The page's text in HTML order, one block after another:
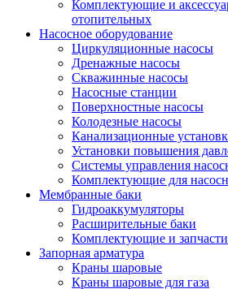
Комплектующие и
отопительных
Насосное оборудование
Циркуляционные насосы
Дренажные насосы
Скважинные насосы
Насосные станции
Поверхностные насосы
Колодезные насосы
Канализационные
Установки повышения
Системы управления
Комплектующие для
Мембранные баки
Гидроаккумуляторы
Расширительные баки
Комплектующие и
Запорная арматура
Краны шаровые
Краны шаровые для газа